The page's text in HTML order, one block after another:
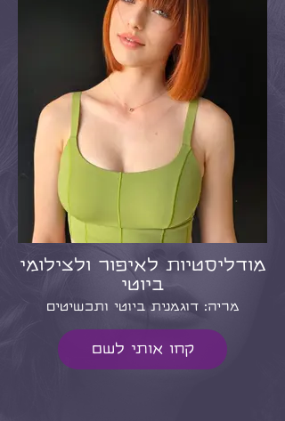
מודליסטיות לאיפור ולצילומי
ביוטי
מריה: דוגמנית ביוטי ותכשיטים
קחו אותי לשם